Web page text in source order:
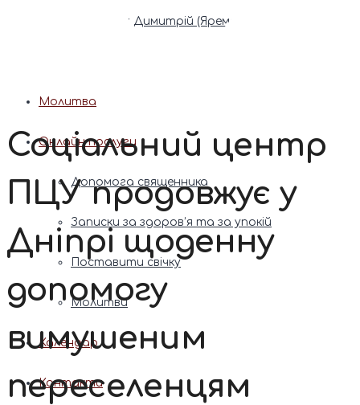
Патріарх Димитрій (Ярема)
Молитва
Онлайн послуги
Допомога священника
Записки за здоров’я та за упокій
Поставити свічку
Молитви
Календар
Контакти
Соціальний центр
ПЦУ продовжує у
Дніпрі щоденну
допомогу
вимушеним
переселенцям